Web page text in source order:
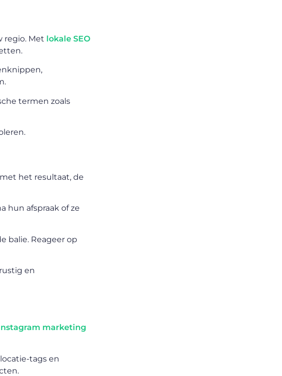
regio. Met lokale SEO
termen zoals
het resultaat, de
hun afspraak of ze
balie. Reageer op
en
marketing
tags en